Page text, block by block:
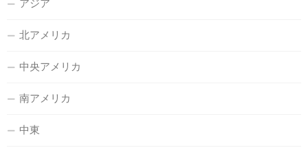
アジア
北アメリカ
中央アメリカ
南アメリカ
中東